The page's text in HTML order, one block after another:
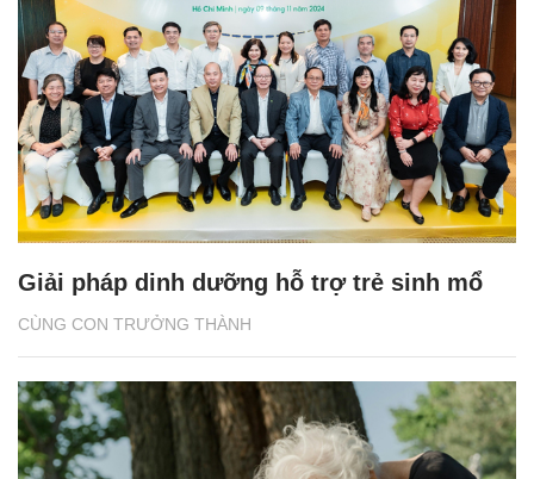
CÙNG CON TRƯỞNG THÀNH
Giải pháp dinh dưỡng hỗ trợ trẻ sinh mổ